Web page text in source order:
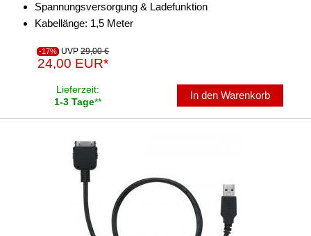
Halterungen
KfZ-spezifisch
Alpine
Grundig
Kenwood
Spannungsversorgung & Ladefunktion
Kabellänge: 1,5 Meter
-17% UVP 29,00 €
24,00 EUR*
Lieferzeit:
1-3 Tage**
In den Warenkorb